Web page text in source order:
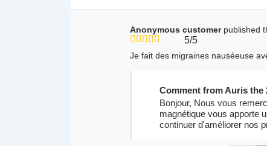
Anonymous customer published
5/5
Je fait des migraines nauséeuse
Comment from Auris the
Bonjour, Nous vous
magnétique vous apporte
continuer d'améliorer nos